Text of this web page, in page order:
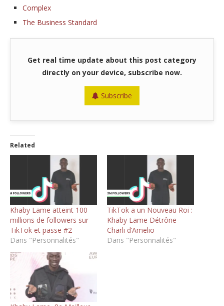
Complex
The Business Standard
Get real time update about this post category
directly on your device, subscribe now.
Subscribe
Related
Khaby Lame atteint 100
millions de followers sur
TikTok et passe #2
Dans "Personnalités"
TikTok a un Nouveau Roi :
Khaby Lame Détrône
Charli d’Amelio
Dans "Personnalités"